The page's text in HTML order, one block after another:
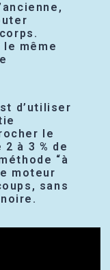
le même
d’utiliser
le
à 3 % de
“à
moteur
sans